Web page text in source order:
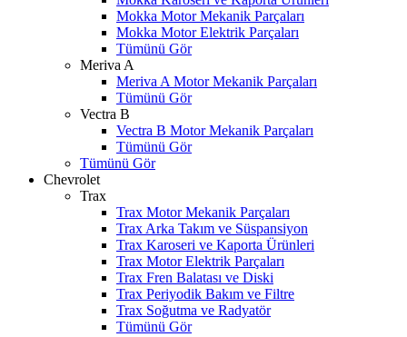
Mokka Motor Mekanik Parçaları
Mokka Motor Elektrik Parçaları
Tümünü Gör
Meriva A
Meriva A Motor Mekanik Parçaları
Tümünü Gör
Vectra B
Vectra B Motor Mekanik Parçaları
Tümünü Gör
Tümünü Gör
Chevrolet
Trax
Trax Motor Mekanik Parçaları
Trax Arka Takım ve Süspansiyon
Trax Karoseri ve Kaporta Ürünleri
Trax Motor Elektrik Parçaları
Trax Fren Balatası ve Diski
Trax Periyodik Bakım ve Filtre
Trax Soğutma ve Radyatör
Tümünü Gör